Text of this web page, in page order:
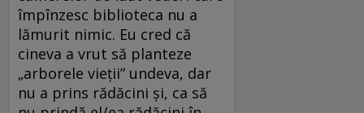
împînzesc biblioteca nu a
lămurit nimic. Eu cred că
cineva a vrut să planteze
„arborele vieții” undeva, dar
nu a prins rădăcini și, ca să